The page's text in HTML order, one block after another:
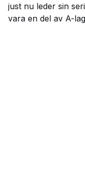
just nu leder sin
vara en del av A-